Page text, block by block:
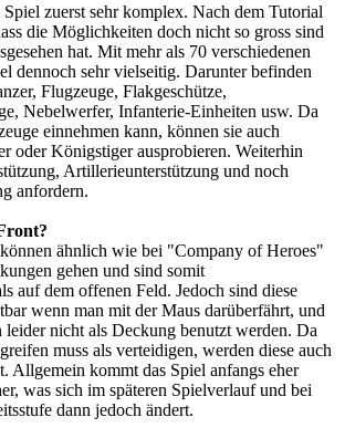
zuerst sehr komplex. Nach dem Tutorial
die Möglichkeiten doch nicht so gross sind
hat. Mit mehr als 70 verschiedenen
dennoch sehr vielseitig. Darunter befinden
Flugzeuge, Flakgeschütze,
Nebelwerfer, Infanterie-Einheiten usw. Da
einnehmen kann, können sie auch
oder Königstiger ausprobieren. Weiterhin
Artillerieunterstützung und noch
anfordern.
ähnlich wie bei "Company of Heroes"
gehen und sind somit
auf dem offenen Feld. Jedoch sind diese
wenn man mit der Maus darüberfährt, und
leider nicht als Deckung benutzt werden. Da
muss als verteidigen, werden diese auch
Allgemein kommt das Spiel anfangs eher
was sich im späteren Spielverlauf und bei
dann jedoch ändert.